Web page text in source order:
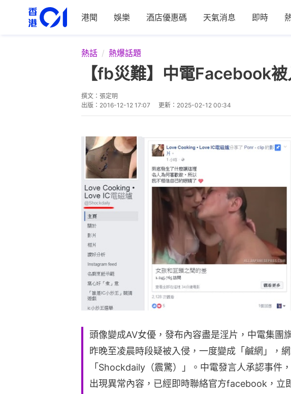
港聞 娛樂 酒店優惠碼 天氣消息 即時
熱話 熱爆話題
【fb災難】中電
撰文： 張定明
出版： 2016-12-12 17:07 更新： 2025-02-12 00:34
頭像變成AV女優，發布內容盡是淫片，中電集團
昨晚至凌晨時段疑被入侵，一度變成「鹹網」，
「Shockdaily（震驚）」。中電發言人承認事件
出現異常內容，已經即時聯絡官方facebook，立